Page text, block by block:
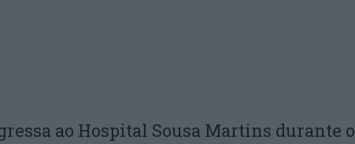
ao Hospital Sousa Martins durante o